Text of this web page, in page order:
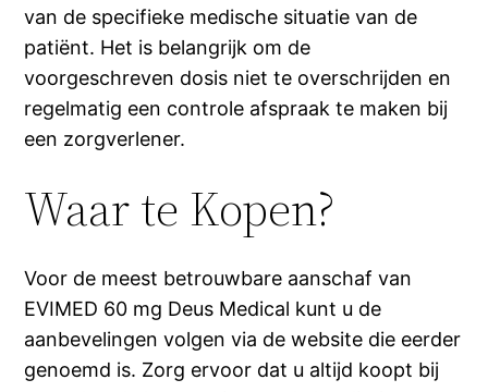
van de specifieke medische situatie van de
patiënt. Het is belangrijk om de
voorgeschreven dosis niet te overschrijden en
regelmatig een controle afspraak te maken bij
een zorgverlener.
Waar te Kopen?
Voor de meest betrouwbare aanschaf van
EVIMED 60 mg Deus Medical kunt u de
aanbevelingen volgen via de website die eerder
genoemd is. Zorg ervoor dat u altijd koopt bij